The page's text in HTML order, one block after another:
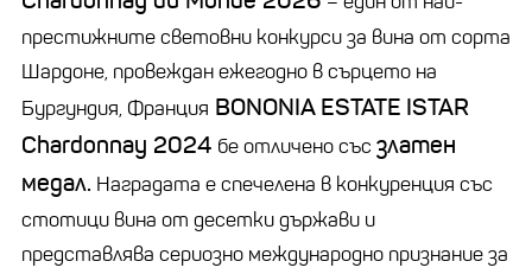
престижните световни конкурси за вина от сорта
Шардоне, провеждан ежегодно в сърцето на
Бургундия, Франция BONONIA ESTATE ISTAR
Chardonnay 2024 бе отличено със златен
медал. Наградата е спечелена в конкуренция със
стотици вина от десетки държави и
представлява сериозно международно признание за